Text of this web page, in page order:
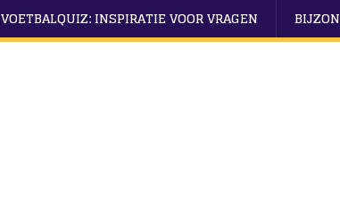
VOETBALQUIZ: INSPIRATIE VOOR VRAGEN